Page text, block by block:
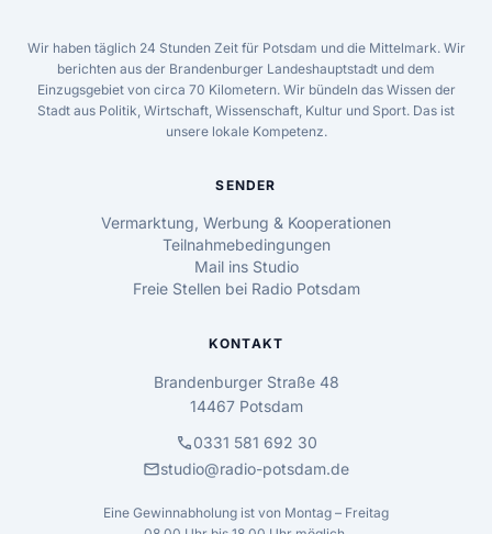
Wir haben täglich 24 Stunden Zeit für Potsdam und die Mittelmark. Wir
berichten aus der Brandenburger Landeshauptstadt und dem
Einzugsgebiet von circa 70 Kilometern. Wir bündeln das Wissen der
Stadt aus Politik, Wirtschaft, Wissenschaft, Kultur und Sport. Das ist
unsere lokale Kompetenz.
SENDER
Vermarktung, Werbung & Kooperationen
Teilnahmebedingungen
Mail ins Studio
Freie Stellen bei Radio Potsdam
KONTAKT
Brandenburger Straße 48
14467 Potsdam
call0331 581 692 30
mailstudio@radio-potsdam.de
Eine Gewinnabholung ist von Montag – Freitag